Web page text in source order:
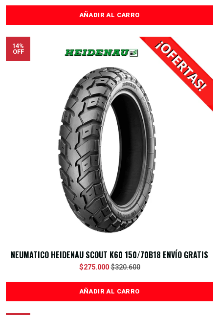
AÑADIR AL CARRO
14%
OFF
NEUMATICO HEIDENAU SCOUT K60 150/70B18 ENVÍO GRATIS
$275.000 $320.600
AÑADIR AL CARRO